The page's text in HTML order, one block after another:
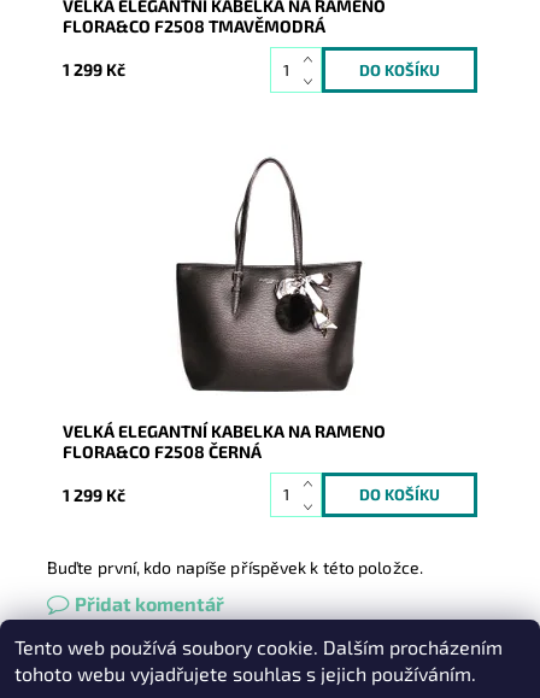
VELKÁ ELEGANTNÍ KABELKA NA RAMENO
FLORA&CO F2508 TMAVĚMODRÁ
1 299 Kč
Elegantní kabelka na rameno na formát A4 s mašlí a
bambulí zavěšenou na uchu kabelky a také vyraženým
Skladem
9258
FLORA&CO
2 roky
VELKÁ ELEGANTNÍ KABELKA NA RAMENO
FLORA&CO F2508 ČERNÁ
1 299 Kč
Buďte první, kdo napíše příspěvek k této položce.
Přidat komentář
Heureka.cz | Zboží.cz Oázakabelek
Tento web používá soubory cookie. Dalším procházením
tohoto webu vyjadřujete souhlas s jejich používáním.